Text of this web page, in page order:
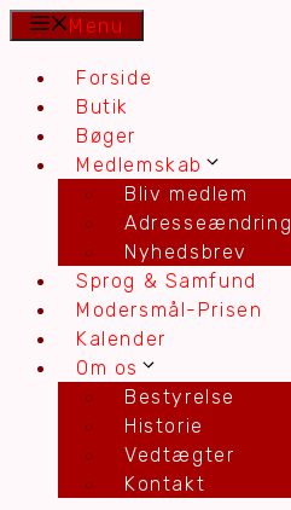
Hop
indhold
Menu
Forside
Butik
Bøger
Medlemskab
Bliv medlem
Adresseændring
Nyhedsbrev
Sprog & Samfund
Modersmål-Prisen
Kalender
Om os
Bestyrelse
Historie
Vedtægter
Kontakt